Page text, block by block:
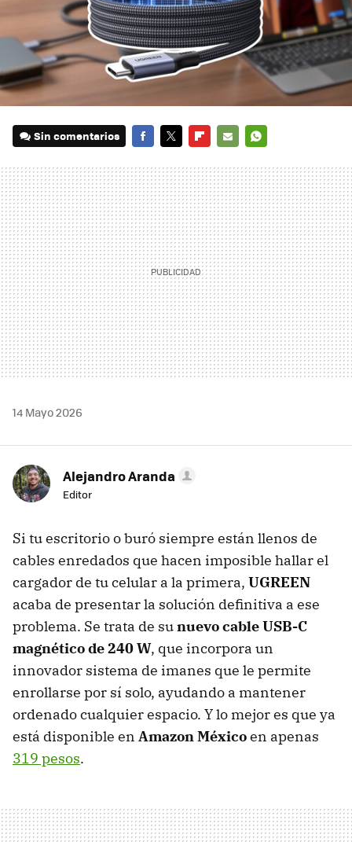
Sin comentarios
MAIL
14 Mayo 2026
Alejandro Aranda
Editor
Si tu escritorio o buró siempre están llenos de
cables enredados que hacen imposible hallar el
cargador de tu celular a la primera, UGREEN
acaba de presentar la solución definitiva a ese
problema. Se trata de sunuevo cable USB-C
magnético de 240 W, que incorpora un
innovador sistema de imanes que le permite
enrollarse por sí solo, ayudando a mantener
ordenado cualquier espacio. Y lo mejor es que ya
está disponible en Amazon Méxicoen apenas
319 pesos.